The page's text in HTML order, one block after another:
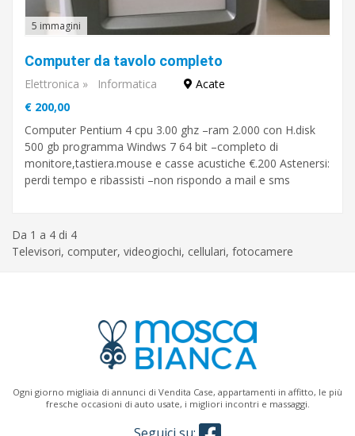
5 immagini
Computer da tavolo completo
Elettronica » Informatica
Acate
€ 200,00
Computer Pentium 4 cpu 3.00 ghz –ram 2.000 con H.disk
500 gb programma Windws 7 64 bit –completo di
monitore,tastiera.mouse e casse acustiche €.200 Astenersi:
perdi tempo e ribassisti –non rispondo a mail e sms
Da 1 a 4 di 4
Televisori, computer, videogiochi, cellulari, fotocamere
Ogni giorno migliaia di annunci di Vendita Case, appartamenti in affitto, le più
fresche occasioni di auto usate, i migliori incontri e massaggi.